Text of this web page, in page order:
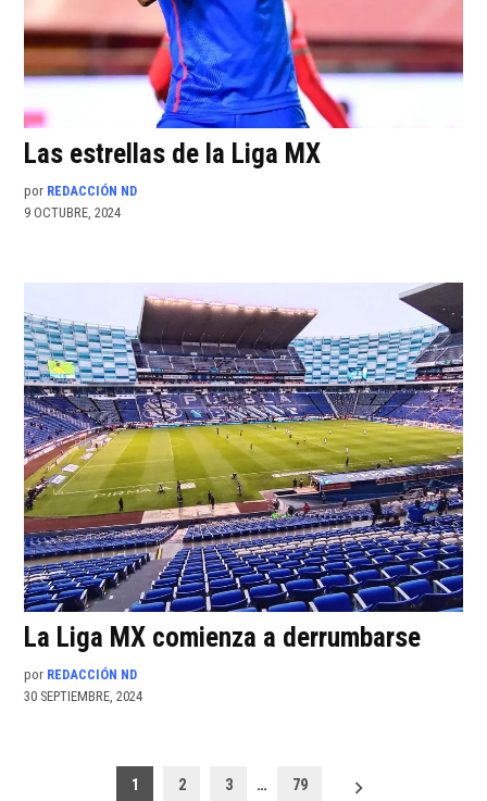
Las estrellas de la Liga MX
por REDACCIÓN ND
9 OCTUBRE, 2024
La Liga MX comienza a derrumbarse
por REDACCIÓN ND
30 SEPTIEMBRE, 2024
Paginación
1 2 3 … 79